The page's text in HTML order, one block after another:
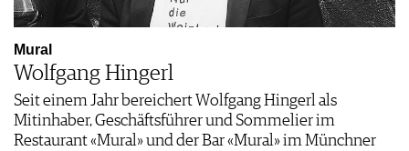
Mural
Wolfgang Hingerl
Seit einem Jahr bereichert Wolfgang Hingerl als
Mitinhaber, Geschäftsführer und Sommelier im
Restaurant «Mural» und der Bar «Mural» im Münchner